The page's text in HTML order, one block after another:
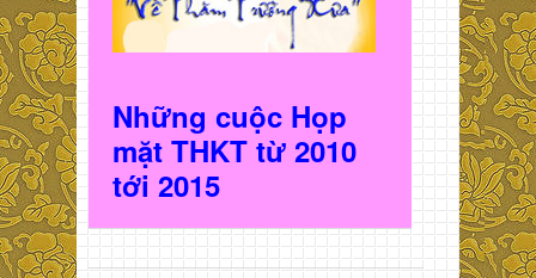
Những cuộc Họp
mặt THKT từ 2010
tới 2015